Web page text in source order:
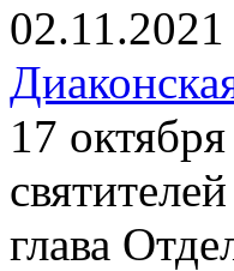
02.11.2021
17
глава